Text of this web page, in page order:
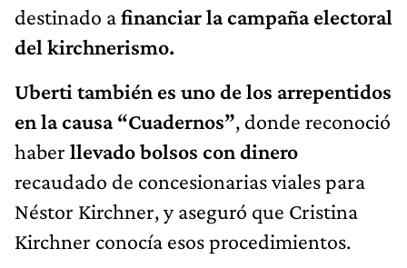
destinado afinanciar la campaña electoral
del kirchnerismo.
Uberti también es uno de los arrepentidos
en la causa “Cuadernos”, donde reconoció
haber llevado bolsos con dinero
recaudado de concesionarias viales para
Néstor Kirchner, y aseguró que Cristina
Kirchner conocía esos procedimientos.